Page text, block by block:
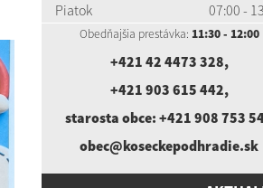
Piatok
07:00 -
Obedňajšia prestávka: 11:30 - 12:00
+421 42 4473 328,
+421 903 615 442,
starosta obce:+421 908 753
obec@koseckepodhradie.sk